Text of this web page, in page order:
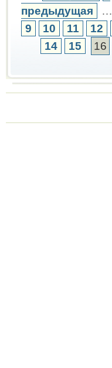
предыдущая
…
9
10 11 12
14
15 16